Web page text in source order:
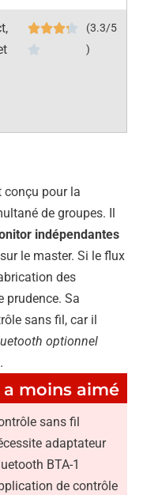
(3.3/5
)
conçu pour la
de groupes. Il
indépendantes
sur le master. Si le flux
des
prudence. Sa
sans fil, car il
optionnel
a moins aimé
sans fil
adaptateur
BTA-1
de contrôle